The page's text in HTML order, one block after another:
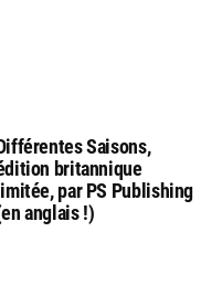
Saisons,
britannique
limitée, par PS Publishing
anglais !)